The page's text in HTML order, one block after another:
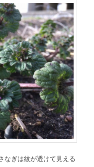
なぎは紋が透けて見える